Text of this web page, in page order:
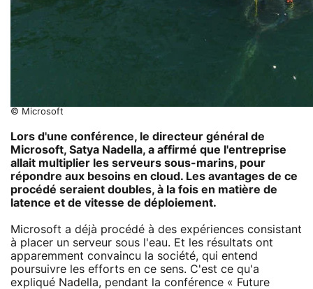
© Microsoft
Lors d'une conférence, le directeur général de
Microsoft, Satya Nadella, a affirmé que l'entreprise
allait multiplier les serveurs sous-marins, pour
répondre aux besoins en cloud. Les avantages de ce
procédé seraient doubles, à la fois en matière de
latence et de vitesse de déploiement.
Microsoft a déjà procédé à des expériences consistant
à placer un serveur sous l'eau. Et les résultats ont
apparemment convaincu la société, qui entend
poursuivre les efforts en ce sens. C'est ce qu'a
expliqué Nadella, pendant la conférence « Future